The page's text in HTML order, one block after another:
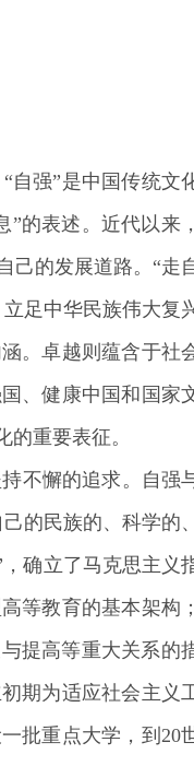
自强”是中国传统文
”的表述。近代以来
己的发展道路。“走
足中华民族伟大复
。卓越则蕴含于社
、健康中国和国家
重要表征。
不懈的追求。自强
的民族的、科学的
确立了马克思主义
等教育的基本架构
提高等重大关系的
期为适应社会主义
批重点大学，到20